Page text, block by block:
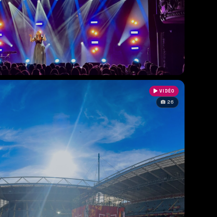
VIDÉO
26